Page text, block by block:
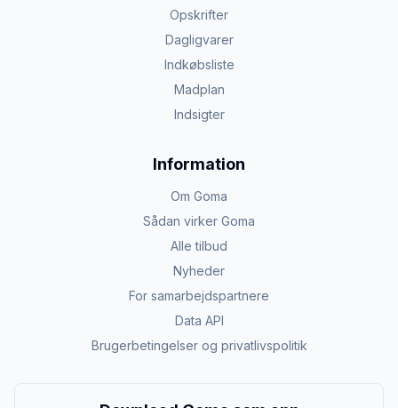
Opskrifter
Dagligvarer
Indkøbsliste
Madplan
Indsigter
Information
Om Goma
Sådan virker Goma
Alle tilbud
Nyheder
For samarbejdspartnere
Data API
Brugerbetingelser og privatlivspolitik